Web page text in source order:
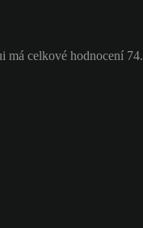
má celkové hodnocení 74.